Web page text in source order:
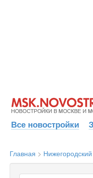
Все новостройки
Главная >